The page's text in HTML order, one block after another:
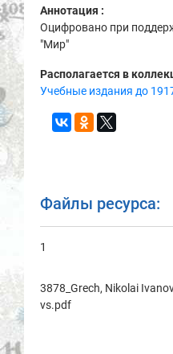
Аннотация :
Оцифровано при
"Мир"
Располагается в
Учебные издания до
Файлы ресурса:
1
3878_Grech, Nikolai
vs.pdf